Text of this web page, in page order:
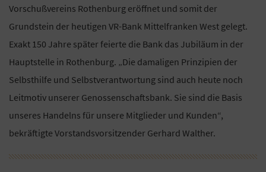
Vorschußvereins Rothenburg eröffnet und somit der
Grundstein der heutigen VR-Bank Mittelfranken West gelegt.
Exakt 150 Jahre später feierte die Bank das Jubiläum in der
Hauptstelle in Rothenburg. „Die damaligen Prinzipien der
Selbsthilfe und Selbstverantwortung sind auch heute noch
Leitmotiv unserer Genossenschaftsbank. Sie sind die Basis
unseres Handelns für unsere Mitglieder und Kunden“,
bekräftigte Vorstandsvorsitzender Gerhard Walther.